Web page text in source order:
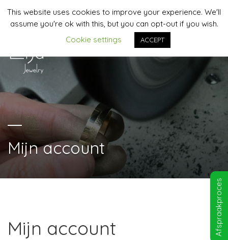
06-44958481 | info@lija-jewelry.nl
Mijn account
Mijn account
This website uses cookies to improve your experience. We'll
assume you're ok with this, but you can opt-out if you wish.
Cookie settings
ACCEPT
Afspraakproces